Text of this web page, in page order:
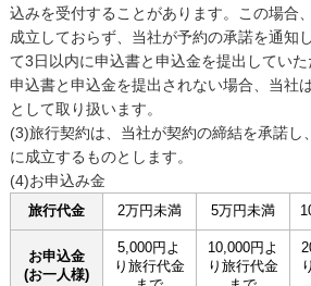
込みを受付することがあります。この場合
成立しておらず、当社が予約の承諾を通知
て3日以内に申込書と申込金を提出してい
申込書と申込金を提出されない場合、当社
として取り扱います。
(3)旅行契約は、当社が契約の締結を承諾し
に成立するものとします。
(4)お申込み金
旅行代金 2万円未満 5万円未満
お申込金
(お一人様)
5,000円よ
り旅行代金
10,000円よ
り旅行代金